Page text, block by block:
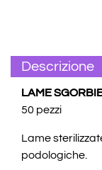
Descrizione
LAME
50 pezzi
Lame
podologiche.